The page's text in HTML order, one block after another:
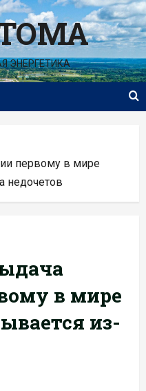
ЭНЕРГЕТИКА
первому в мире
недочетов
в мире
из-